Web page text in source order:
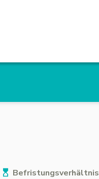
Befristungsverhältnis